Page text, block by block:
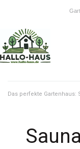
Das perfekte